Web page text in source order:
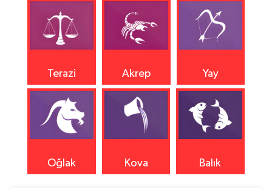
Terazi Akrep Yay
Oğlak Kova Balık